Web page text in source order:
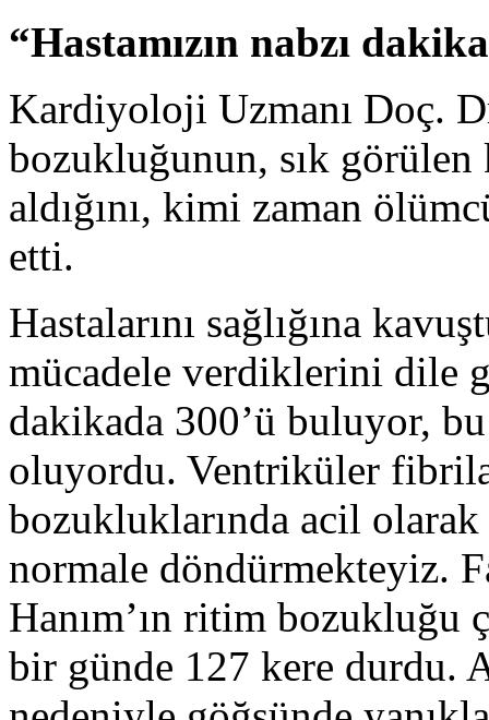
“Hastamızın nabzı
Kardiyoloji Uzmanı Doç.
bozukluğunun, sık görülen
aldığını, kimi zaman
etti.
Hastalarını sağlığına
mücadele verdiklerini dile
dakikada 300’ü buluyor,
oluyordu. Ventriküler
bozukluklarında acil
normale döndürmekteyiz.
Hanım’ın ritim bozukluğu
bir günde 127 kere durdu.